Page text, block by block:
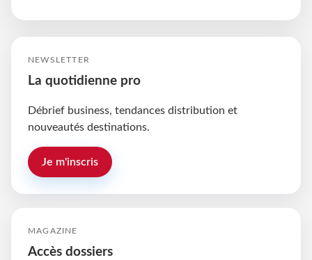
NEWSLETTER
La quotidienne pro
Débrief business, tendances distribution et
nouveautés destinations.
Je m'inscris
MAGAZINE
Accès dossiers